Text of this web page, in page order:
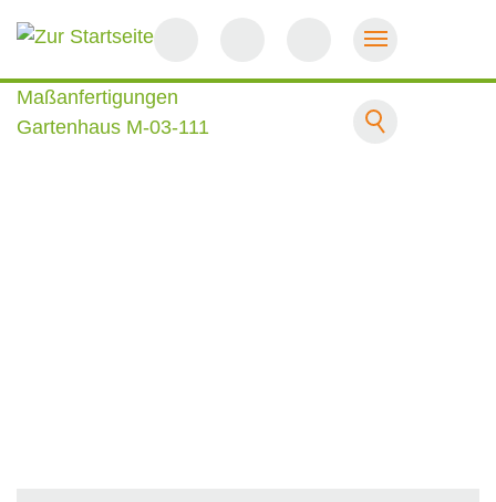
Maßanfertigungen
Gartenhaus M-03-111